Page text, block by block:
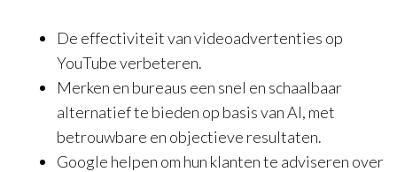
De effectiviteit van videoadvertenties op
YouTube verbeteren.
Merken en bureaus een snel en schaalbaar
alternatief te bieden op basis van AI, met
betrouwbare en objectieve resultaten.
Google helpen om hun klanten te adviseren over